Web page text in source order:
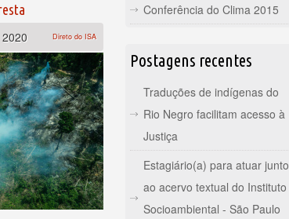
Direto do ISA
Conferência do Clima 2015
Postagens recentes
Traduções de indígenas do
Rio Negro facilitam acesso à
Justiça
Estagiário(a) para atuar junto
ao acervo textual do Instituto
Socioambiental - São Paulo